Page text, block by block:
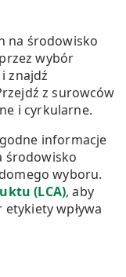
na środowisko
wybór
znajdź
z surowców
i cyrkularne.
informacje
środowisko
wyboru.
(LCA), aby
wpływa